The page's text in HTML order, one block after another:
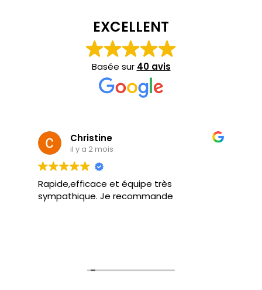
EXCELLENT
Basée sur 40 avis
Christine
il y a 2 mois
Rapide,efficace et équipe très
sympathique. Je recommande